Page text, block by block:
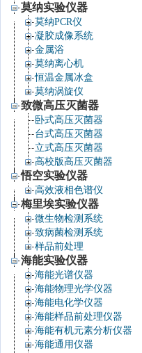
莫纳实验仪器
莫纳PCR仪
凝胶成像系统
金属浴
莫纳离心机
恒温金属冰盒
莫纳涡旋仪
致微高压灭菌器
卧式高压灭菌器
台式高压灭菌器
立式高压灭菌器
高校版高压灭菌器
悟空实验仪器
高效液相色谱仪
梅里埃实验仪器
微生物检测系统
致病菌检测系统
样品前处理
海能实验仪器
海能光谱仪器
海能物理光学仪器
海能电化学仪器
海能样品前处理仪器
海能有机元素分析仪器
海能通用仪器